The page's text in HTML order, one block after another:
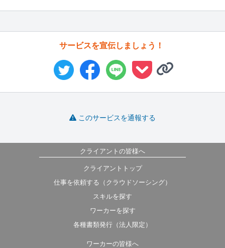
サービスを宣伝しましょう！
このサービスを通報する
クライアントの皆様へ
クライアントトップ
仕事を依頼する（クラウドソーシング）
スキルを探す
ワーカーを探す
各種書類発行（法人限定）
ワーカーの皆様へ